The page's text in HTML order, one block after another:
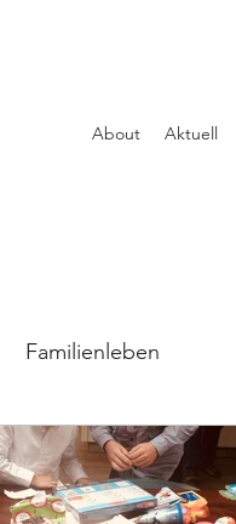
About Aktuell
Familienleben